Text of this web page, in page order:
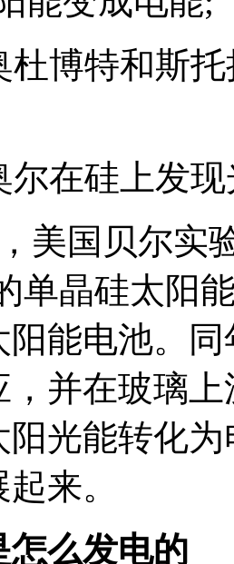
杜博特和斯
尔在硅上发
美国贝尔实
单晶硅太阳
阳能电池。
，并在玻璃
阳光能转化
来。
怎么发电的